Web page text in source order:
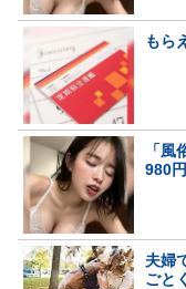
もら
「
980
夫婦
ごと